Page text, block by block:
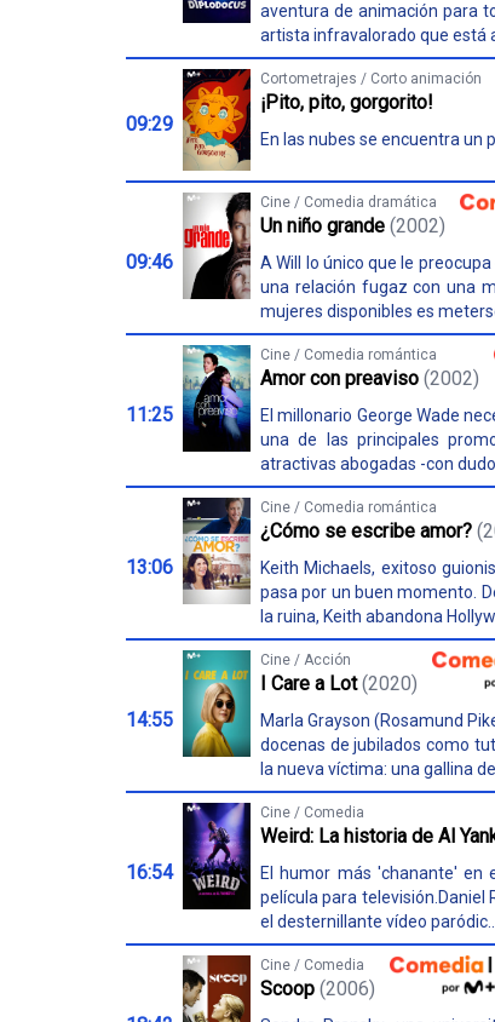
aventura de animación para
artista infravalorado que está
09:29
Cortometrajes / Corto animación
¡Pito, pito, gorgorito!
En las nubes se encuentra un
09:46
Cine / Comedia dramática
Un niño grande (2002)
A Will lo único que le
una relación fugaz con una
mujeres disponibles es
11:25
Cine / Comedia romántica
Amor con preaviso (2002)
El millonario George Wade
una de las principales
atractivas abogadas -con
13:06
Cine / Comedia romántica
¿Cómo se escribe amor?
Keith Michaels, exitoso
pasa por un buen momento.
la ruina, Keith abandona
14:55
Cine / Acción
I Care a Lot (2020)
Marla Grayson (Rosamund
docenas de jubilados como
la nueva víctima: una gallina de
16:54
Cine / Comedia
Weird: La historia de Al
El humor más 'chanante' en
película para televisión.Daniel
el desternillante vídeo paródic...
Cine / Comedia
Scoop (2006)